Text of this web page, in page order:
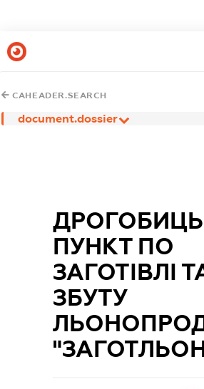
CAHEADER.SEARCH
document.dossier
ПУНКТ ПО
ЗАГОТІВЛІ
ЗБУТУ